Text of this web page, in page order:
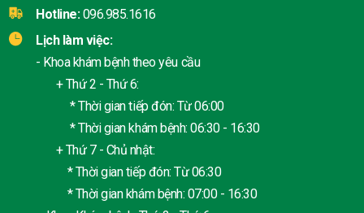
Hotline: 096.985.1616
Lịch làm việc:
- Khoa khám bệnh theo yêu cầu
+ Thứ 2 - Thứ 6:
* Thời gian tiếp đón: Từ 06:00
* Thời gian khám bệnh: 06:30 - 16:30
+ Thứ 7 - Chủ nhật:
* Thời gian tiếp đón: Từ 06:30
* Thời gian khám bệnh: 07:00 - 16:30